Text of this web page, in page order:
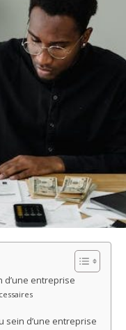
d’une entreprise
sein d’une entreprise